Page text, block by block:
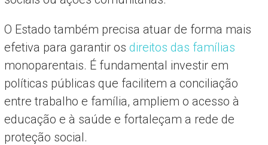
O Estado também precisa atuar de forma mais
efetiva para garantir os direitos das famílias
monoparentais. É fundamental investir em
políticas públicas que facilitem a conciliação
entre trabalho e família, ampliem o acesso à
educação e à saúde e fortaleçam a rede de
proteção social.